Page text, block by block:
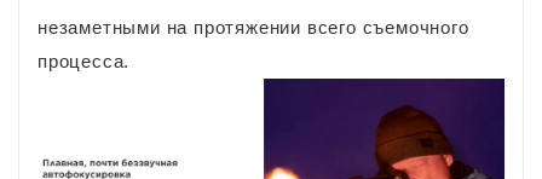
незаметными на протяжении всего съемочного
процесса.